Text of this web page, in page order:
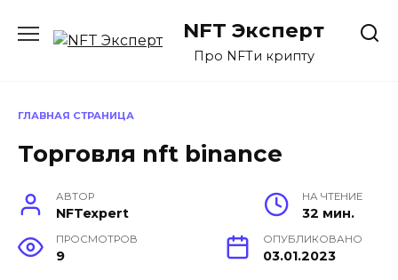
содержанию
NFT Эксперт
Про NFTи крипту
ГЛАВНАЯ СТРАНИЦА
Торговля nft binance
АВТОР
NFTexpert
НА ЧТЕНИЕ
32 мин.
ПРОСМОТРОВ
9
ОПУБЛИКОВАНО
03.01.2023